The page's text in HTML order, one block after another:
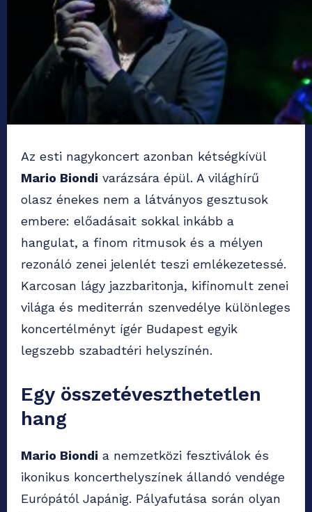
Az esti nagykoncert azonban kétségkívül
Mario Biondi varázsára épül. A világhírű
olasz énekes nem a látványos gesztusok
embere: előadásait sokkal inkább a
hangulat, a finom ritmusok és a mélyen
rezonáló zenei jelenlét teszi emlékezetessé.
Karcosan lágy jazzbaritonja, kifinomult zenei
világa és mediterrán szenvedélye különleges
koncertélményt ígér Budapest egyik
legszebb szabadtéri helyszínén.
Egy összetéveszthetetlen
hang
Mario Biondi a nemzetközi fesztiválok és
ikonikus koncerthelyszínek állandó vendége
Európától Japánig. Pályafutása során olyan